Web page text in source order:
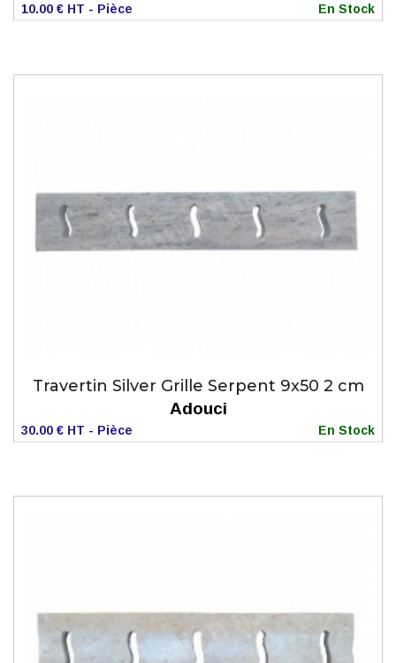
10.00 € HT - Pièce En Stock
Travertin Silver Grille Serpent 9x50 2 cm
Adouci
30.00 € HT - Pièce En Stock